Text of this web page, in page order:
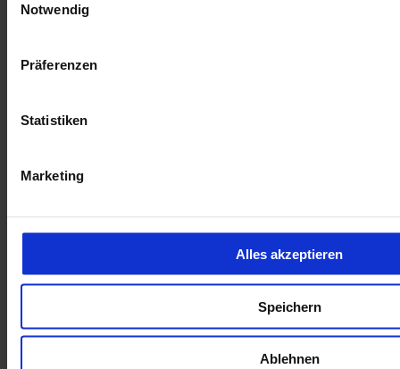
Notwendig
Präferenzen
Statistiken
Marketing
Alles akzeptieren
Speichern
Ablehnen
Navigation
Kilometer Anzahl44.194 km
KraftstoffartBenzin
Sitz+Lenkradheizung